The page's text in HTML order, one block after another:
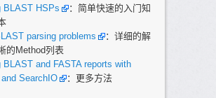
BLAST HSPs
：简单快速的入门知
parsing problems
：详细的解
的Method列表
BLAST and FASTA reports with
SearchIO
：更多方法